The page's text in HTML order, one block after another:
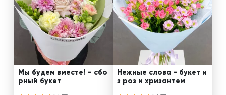
Мы будем вместе! – сбо
рный букет
Нежные слова - букет и
з роз и хризантем